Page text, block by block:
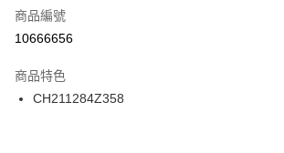
【「AFTEE先享後付」結帳流程】
１．於結帳方式選擇「AFTEE先享後付」後，將跳轉
２．訂單成立數日內，您將收到繳費通知簡訊。
３．收到繳費通知簡訊後14天內，點擊此簡訊中的連
ATM／網路銀行／等多元方式進行付款，方視為交易完
宅配
每筆NT$100，滿NT$1,500(含以上)免運費
付款後門市自取
每筆NT$100，滿NT$1,500(含以上)免運費
商品編號
10666656
商品特色
CH211284Z358